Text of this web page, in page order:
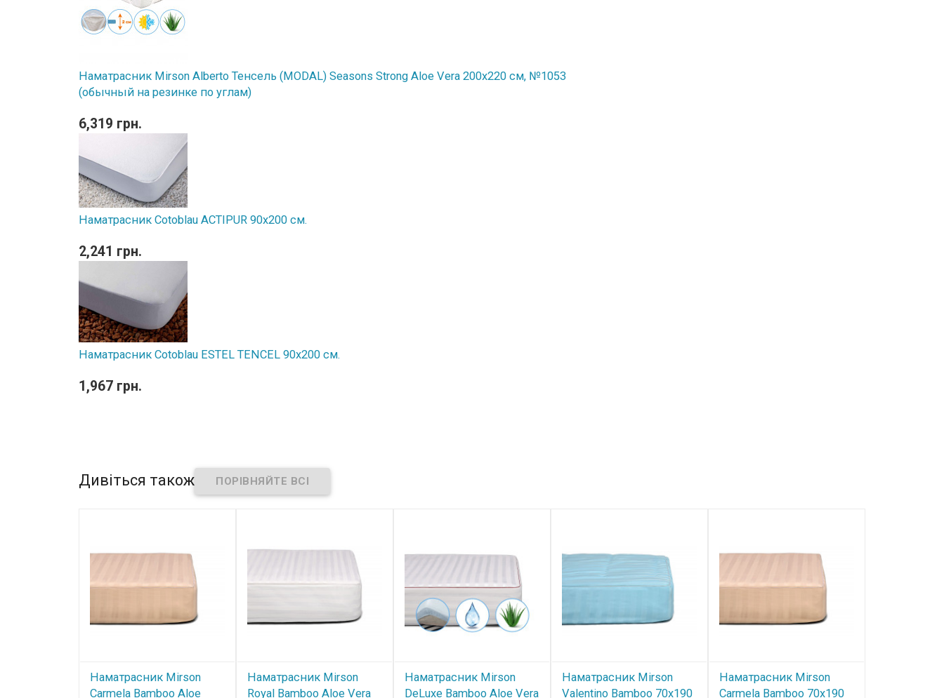
Наматрасник Mirson Alberto Тенсель (MODAL) Seasons Strong Aloe Vera 200x220 см, №1053
(обычный на резинке по углам)
6,319 грн.
Наматрасник Cotoblau ACTIPUR 90х200 см.
2,241 грн.
Наматрасник Cotoblau ESTEL TENCEL 90х200 см.
1,967 грн.
Дивіться також
Наматрасник Mirson
Carmela Bamboo Aloe
Наматрасник Mirson
Royal Bamboo Aloe Vera
Наматрасник Mirson
DeLuxe Bamboo Aloe Vera
Наматрасник Mirson
Valentino Bamboo 70x190
Наматрасник Mirson
Carmela Bamboo 70x190